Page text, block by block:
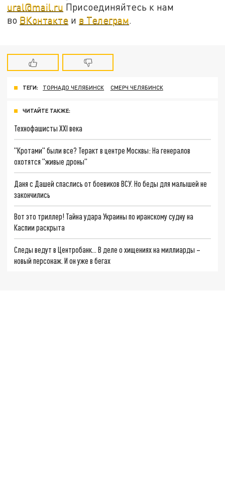
ural@mail.ru Присоединяйтесь к нам
во ВКонтакте и в Телеграм.
ТЕГИ: ТОРНАДО ЧЕЛЯБИНСК СМЕРЧ ЧЕЛЯБИНСК
ЧИТАЙТЕ ТАКЖЕ:
Технофашисты XXI века
"Кротами" были все? Теракт в центре Москвы: На генералов
охотятся "живые дроны"
Даня с Дашей спаслись от боевиков ВСУ. Но беды для малышей не
закончились
Вот это триллер! Тайна удара Украины по иранскому судну на
Каспии раскрыта
Следы ведут в Центробанк… В деле о хищениях на миллиарды –
новый персонаж. И он уже в бегах